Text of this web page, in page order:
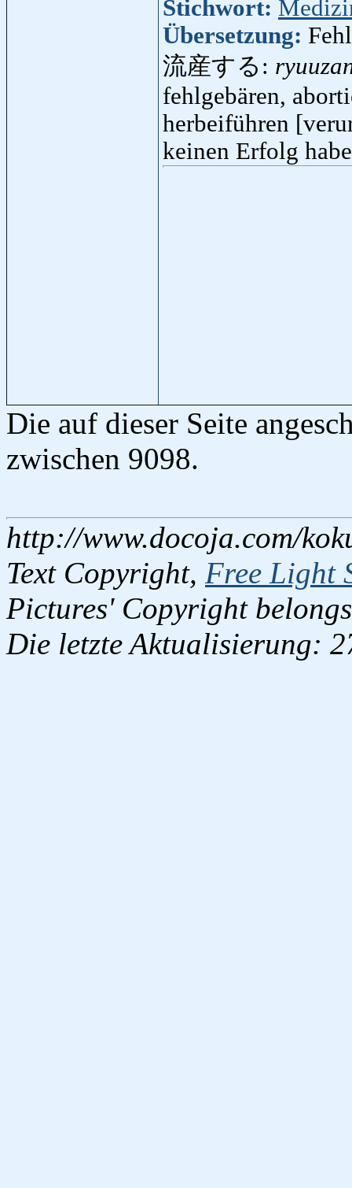
Stichwort:
Übersetzung:
流産する:
fehlgebären,
herbeiführen
keinen Erfolg
Die auf dieser Seite
zwischen 9098.
http://www.docoja.com/
Text Copyright, Free Light
Pictures' Copyright
Die letzte Aktualisierung: